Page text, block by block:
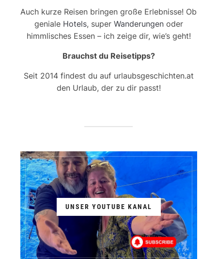
Auch kurze Reisen bringen große Erlebnisse! Ob
geniale Hotels, super Wanderungenoder
himmlisches Essen – ich zeige dir, wie’s geht!
Brauchst du Reisetipps?
Seit 2014 findest du auf urlaubsgeschichten.at
den Urlaub, der zu dir passt!
UNSER YOUTUBE KANAL